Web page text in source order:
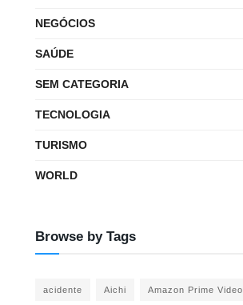
NEGÓCIOS
SAÚDE
SEM CATEGORIA
TECNOLOGIA
TURISMO
WORLD
Browse by Tags
acidente Aichi Amazon Prime Video